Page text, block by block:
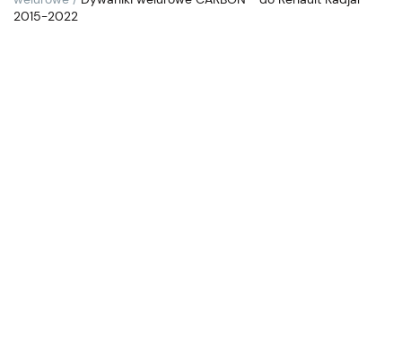
2015-2022